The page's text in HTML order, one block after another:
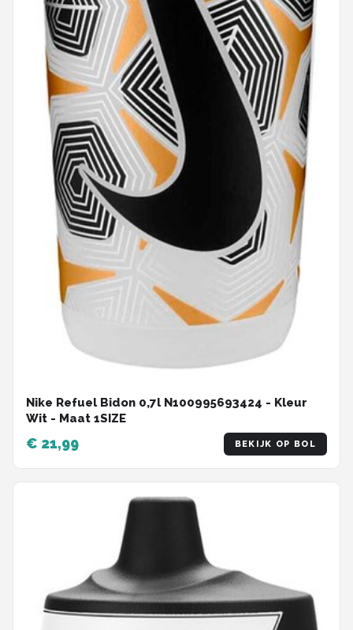
Nike Refuel Bidon 0,7l N100995693424 - Kleur
Wit - Maat 1SIZE
€ 21,99 BEKIJK OP BOL